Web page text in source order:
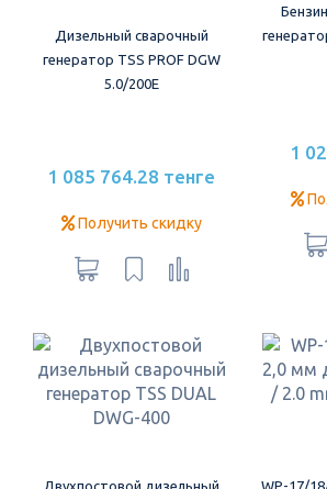
Дизельный сварочный
генератор TSS PROF DGW
5.0/200E
1 085 764.28 тенге
Получить скидку
1